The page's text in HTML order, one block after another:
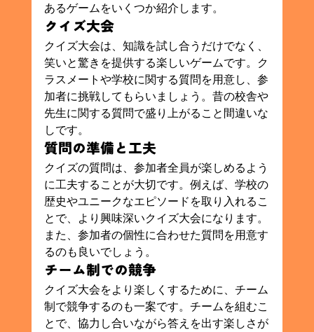
あるゲームをいくつか紹介します。
クイズ大会
クイズ大会は、知識を試し合うだけでなく、
笑いと驚きを提供する楽しいゲームです。ク
ラスメートや学校に関する質問を用意し、参
加者に挑戦してもらいましょう。昔の校舎や
先生に関する質問で盛り上がること間違いな
しです。
質問の準備と工夫
クイズの質問は、参加者全員が楽しめるよう
に工夫することが大切です。例えば、学校の
歴史やユニークなエピソードを取り入れるこ
とで、より興味深いクイズ大会になります。
また、参加者の個性に合わせた質問を用意す
るのも良いでしょう。
チーム制での競争
クイズ大会をより楽しくするために、チーム
制で競争するのも一案です。チームを組むこ
とで、協力し合いながら答えを出す楽しさが